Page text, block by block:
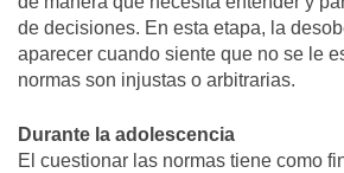
de decisiones. En esta etapa, la
aparecer cuando siente que no se le
normas son injustas o arbitrarias.
Durante la adolescencia
El cuestionar las normas tiene como